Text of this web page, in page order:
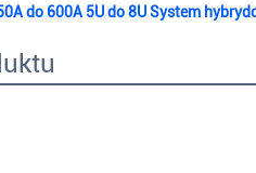
do 600A 5U do 8U System